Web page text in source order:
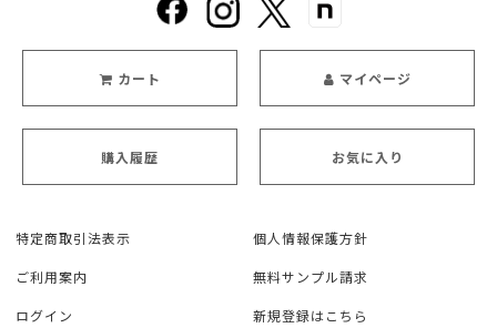
カート マイページ
購入履歴 お気に入り
特定商取引法表示 個人情報保護方針
ご利用案内 無料サンプル請求
ログイン 新規登録はこちら